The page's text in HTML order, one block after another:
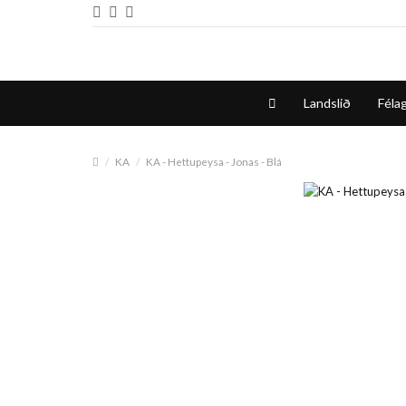
Landslið
KA KA - Hettupeysa - Jonas - Blá